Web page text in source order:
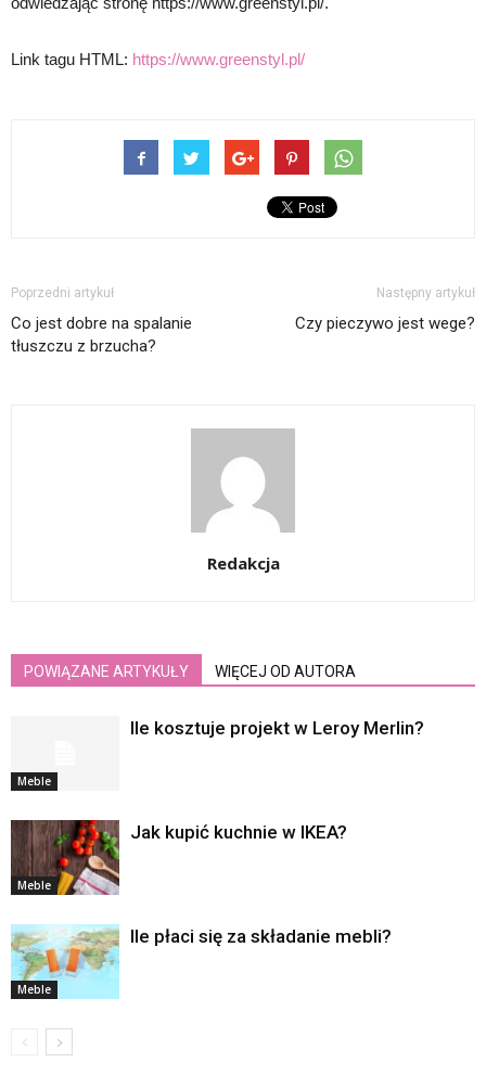
Link tagu HTML: https://www.greenstyl.pl/
Poprzedni artykuł
Co jest dobre na spalanie
tłuszczu z brzucha?
Następny artykuł
Czy pieczywo jest wege?
Redakcja
POWIĄZANE ARTYKUŁY WIĘCEJ OD AUTORA
Meble
Ile kosztuje projekt w Leroy Merlin?
Meble
Jak kupić kuchnie w IKEA?
Meble
Ile płaci się za składanie mebli?